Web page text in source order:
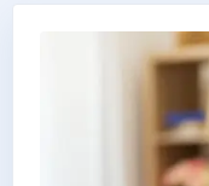
Persönliche